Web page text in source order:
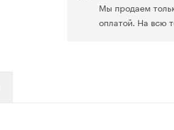
Мы продаем
оплатой. На всю